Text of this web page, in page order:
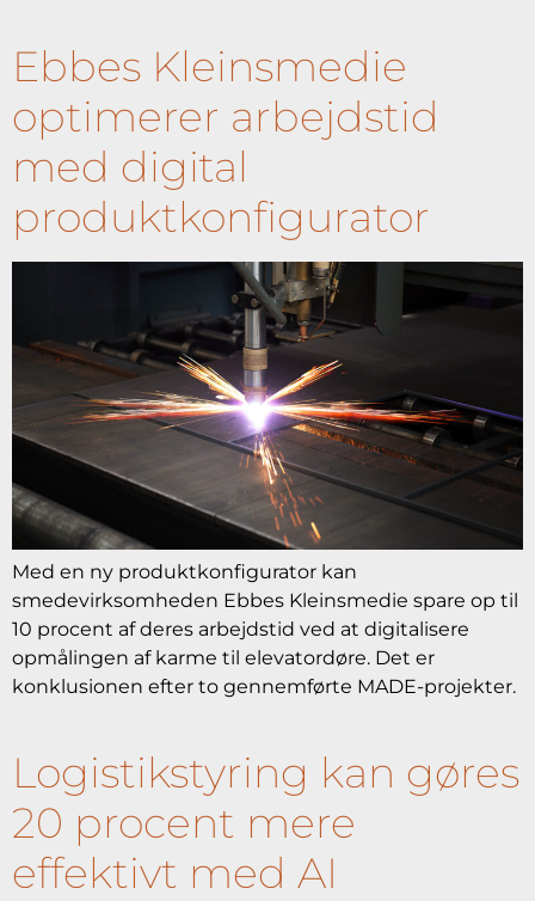
Ebbes Kleinsmedie
optimerer arbejdstid
med digital
produktkonfigurator
Med en ny produktkonfigurator kan
smedevirksomheden Ebbes Kleinsmedie spare op til
10 procent af deres arbejdstid ved at digitalisere
opmålingen af karme til elevatordøre. Det er
konklusionen efter to gennemførte MADE-projekter.
Logistikstyring kan gøres
20 procent mere
effektivt med AI